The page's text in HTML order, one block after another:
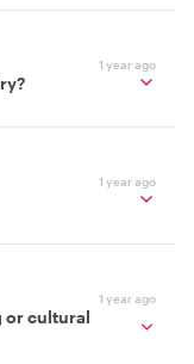
1 year ago
1 year ago
1 year ago
or cultural